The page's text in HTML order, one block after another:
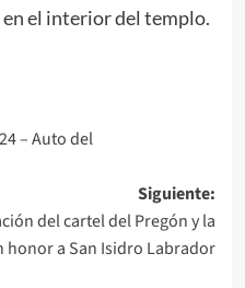
el interior del templo.
– Auto del
Siguiente:
del cartel del Pregón y la
honor a San Isidro Labrador